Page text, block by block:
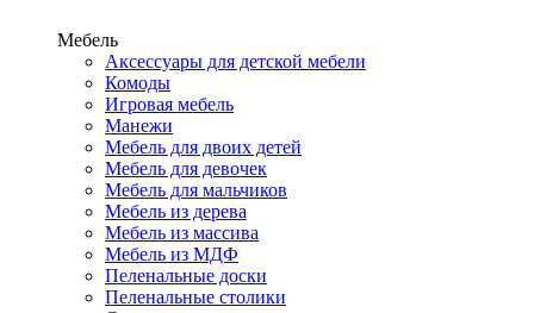
Мебель
Аксессуары для детской мебели
Комоды
Игровая мебель
Манежи
Мебель для двоих детей
Мебель для девочек
Мебель для мальчиков
Мебель из дерева
Мебель из массива
Мебель из МДФ
Пеленальные доски
Пеленальные столики